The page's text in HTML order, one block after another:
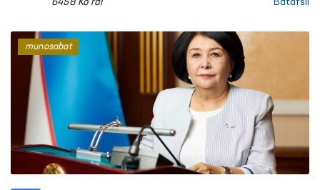
qo‘llari skotch bilan bog‘lanib, shafqatsiz
muomalaga duchor qilinganligi bo‘yicha xabarlar
tarqaldi.
6458 Ko'rdi Batafsil
munosabat